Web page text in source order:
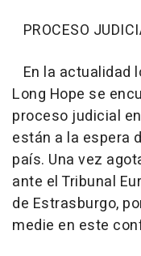
PROCESO
En la actualidad
Long Hope se
proceso judicial
están a la espera
país. Una vez
ante el Tribunal
de Estrasburgo,
medie en este